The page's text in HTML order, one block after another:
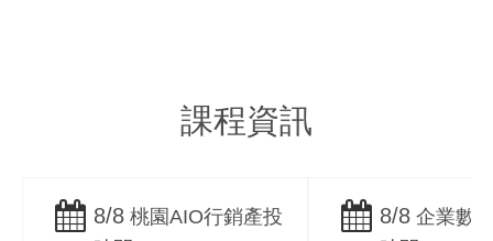
課程資訊
8/8 桃園AIO行銷產投
8/8 企業數